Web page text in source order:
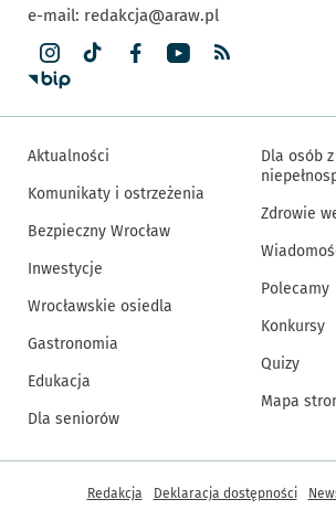
e-mail: redakcja@araw.pl
Aktualności
Komunikaty i ostrzeżenia
Bezpieczny Wrocław
Inwestycje
Wrocławskie osiedla
Gastronomia
Edukacja
Dla seniorów
Dla osób z
Zdrowie
Polecamy
Konkursy
Quizy
Mapa
Inne informacje
Redakcja Deklaracja dostępności